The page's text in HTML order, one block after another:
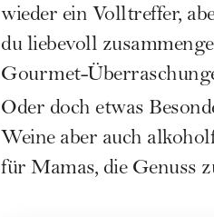
wieder ein Volltreffer,
du liebevoll
Gourmet-
Oder doch etwas
Weine aber auch
für Mamas, die Genuss